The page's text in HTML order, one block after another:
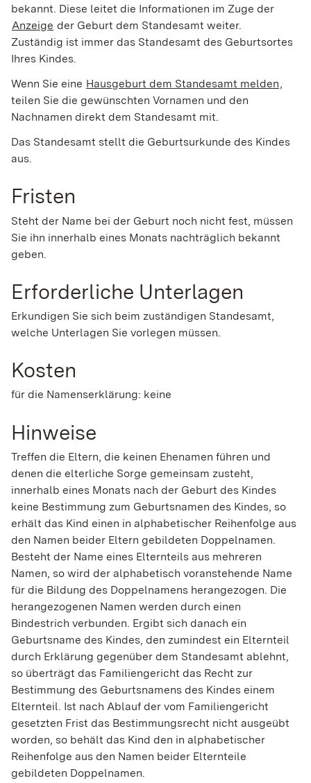
bekannt. Diese leitet die Informationen im Zuge der
Anzeige der Geburt dem Standesamt weiter.
Zuständig ist immer das Standesamt des Geburtsortes
Ihres Kindes.
Wenn Sie eine Hausgeburt dem Standesamt melden,
teilen Sie die gewünschten Vornamen und den
Nachnamen direkt dem Standesamt mit.
Das Standesamt stellt die Geburtsurkunde des Kindes
aus.
Fristen
Steht der Name bei der Geburt noch nicht fest, müssen
Sie ihn innerhalb eines Monats nachträglich bekannt
geben.
Erforderliche Unterlagen
Erkundigen Sie sich beim zuständigen Standesamt,
welche Unterlagen Sie vorlegen müssen.
Kosten
für die Namenserklärung: keine
Hinweise
Treffen die Eltern, die keinen Ehenamen führen und
denen die elterliche Sorge gemeinsam zusteht,
innerhalb eines Monats nach der Geburt des Kindes
keine Bestimmung zum Geburtsnamen des Kindes, so
erhält das Kind einen in alphabetischer Reihenfolge aus
den Namen beider Eltern gebildeten Doppelnamen.
Besteht der Name eines Elternteils aus mehreren
Namen, so wird der alphabetisch voranstehende Name
für die Bildung des Doppelnamens herangezogen. Die
herangezogenen Namen werden durch einen
Bindestrich verbunden. Ergibt sich danach ein
Geburtsname des Kindes, den zumindest ein Elternteil
durch Erklärung gegenüber dem Standesamt ablehnt,
so überträgt das Familiengericht das Recht zur
Bestimmung des Geburtsnamens des Kindes einem
Elternteil. Ist nach Ablauf der vom Familiengericht
gesetzten Frist das Bestimmungsrecht nicht ausgeübt
worden, so behält das Kind den in alphabetischer
Reihenfolge aus den Namen beider Elternteile
gebildeten Doppelnamen.